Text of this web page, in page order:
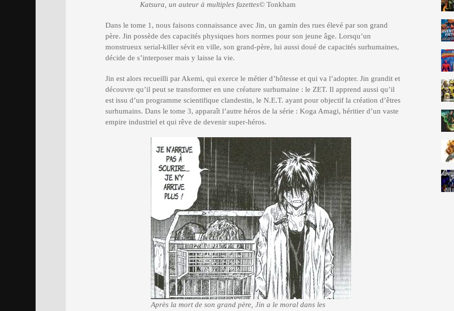
Katsura, un auteur à multiples fazettes© Tonkham
Dans le tome 1, nous faisons connaissance avec Jin, un gamin des rues élevé par son grand
père. Jin possède des capacités physiques hors normes pour son jeune âge. Lorsqu’un
monstrueux serial-killer sévit en ville, son grand-père, lui aussi doué de capacités surhumaines,
décide de s’interposer mais y laisse la vie.
Jin est alors recueilli par Akemi, qui exerce le métier d’hôtesse et qui va l’adopter. Jin grandit et
découvre qu’il peut se transformer en une créature surhumaine : le ZET. Il apprend aussi qu’il
est issu d’un programme scientifique clandestin, le N.E.T. ayant pour objectif la création d’êtres
surhumains. Dans le tome 3, apparaît l’autre héros de la série : Koga Amagi, héritier d’un vaste
empire industriel et qui rêve de devenir super-héros.
Après la mort de son grand père, Jin a le moral dans les